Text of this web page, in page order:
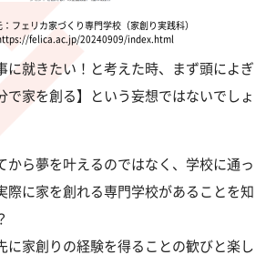
フェリカ家づくり専門学校（家創り実践科）
felica.ac.jp/20240909/index.html
に就きたい！と考えた時、まず頭によぎ
で家を創る】という妄想ではないでしょ
から夢を叶えるのではなく、学校に通っ
際に家を創れる専門学校があることを知
に家創りの経験を得ることの歓びと楽し